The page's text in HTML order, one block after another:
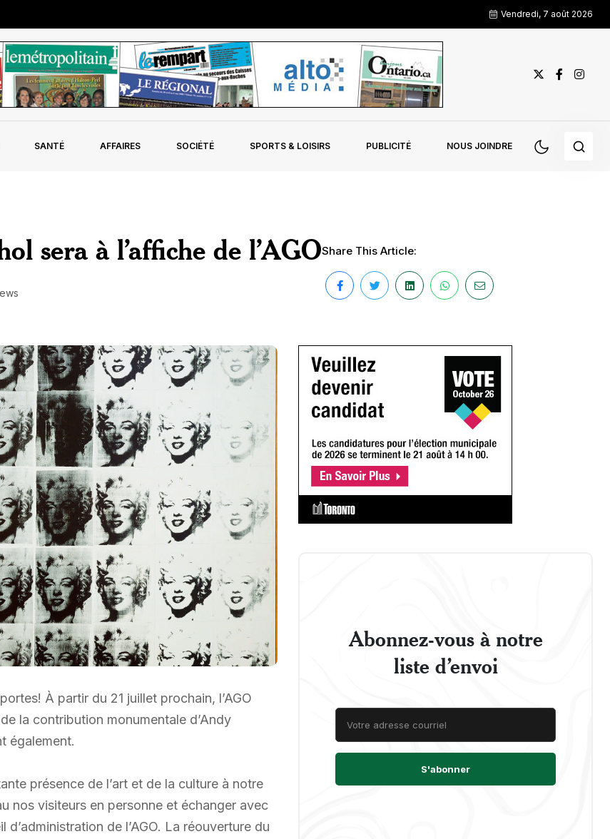
Vendredi, 7 août 2026
SANTÉ AFFAIRES SOCIÉTÉ SPORTS & LOISIRS PUBLICITÉ NOUS JOINDRE
sera à l’affiche de l’AGOShare This Article:
À partir du 21 juillet prochain, l’AGO
la contribution monumentale d’Andy
également.
présence de l’art et de la culture à notre
nos visiteurs en personne et échanger avec
de l’AGO. La réouverture du
Abonnez-vous à notre
liste d’envoi